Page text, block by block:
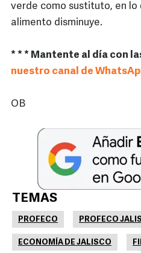
verde como sustituto, en lo
alimento disminuye.
* * * Mantente al día con
nuestro canal de
OB
TEMAS
PROFECO PROFECO
ECONOMÍA DE JALISCO